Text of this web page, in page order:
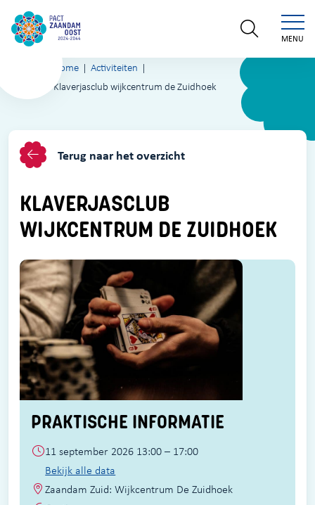
MENU
Home
Activiteiten
Klaverjasclub wijkcentrum de Zuidhoek
Terug naar het overzicht
KLAVERJASCLUB
WIJKCENTRUM DE ZUIDHOEK
PRAKTISCHE INFORMATIE
11 september 2026 13:00 – 17:00
Bekijk alle data
Zaandam Zuid: Wijkcentrum De Zuidhoek